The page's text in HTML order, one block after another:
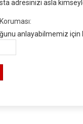
adresinizi asla
anlayabilmemiz için